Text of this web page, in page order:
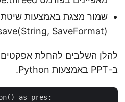
שמור מצגת באמצעות שיטת
SaveFormat).
להלן השלבים להחלת
ב-PPT באמצעות Python.
as pres: